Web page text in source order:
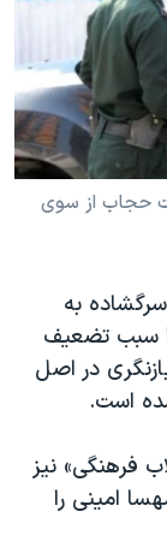
حجاب از سوی
به
را سبب تضعیف
در اصل
است.
فرهنگی» نیز
امینی را